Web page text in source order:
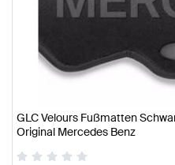
GLC Velours Fußmatten
Original Mercedes Benz